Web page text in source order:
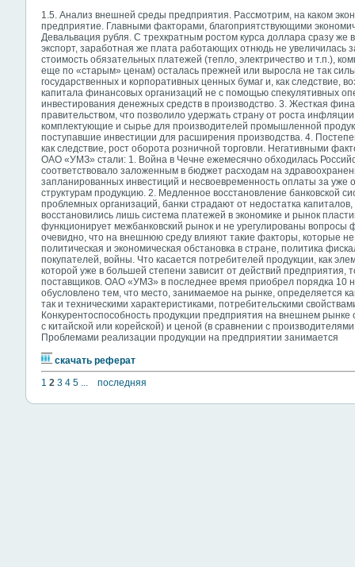
1.5. Анализ внешней среды предприятия. Рассмотрим, на каком
предприятие. Главными факторами, благоприятствующими
Девальвация рубля. С трехкратным ростом курса доллара сразу
экспорт, заработная же плата работающих отнюдь не увеличилась
стоимость обязательных платежей (тепло, электричество и т.п.),
еще по «старым» ценам) осталась прежней или выросла не так
государственных и корпоративных ценных бумаг и, как следствие,
капитала финансовых организаций не с помощью спекулятивных
инвестирования денежных средств в производство. 3. Жесткая
правительством, что позволило удержать страну от роста
комплектующие и сырье для производителей промышленной
поступавшие инвестиции для расширения производства. 4.
как следствие, рост оборота розничной торговли. Негативными
ОАО «УМЗ» стали: 1. Война в Чечне ежемесячно обходилась
соответствовало заложенным в бюджет расходам на
запланированных инвестиций и несвоевременность оплаты за
структурам продукцию. 2. Медленное восстановление банковской
проблемных организаций, банки страдают от недостатка
восстановились лишь система платежей в экономике и рынок
функционирует межбанковский рынок и не урегулированы вопросы
очевидно, что на внешнюю среду влияют такие факторы, которые
политическая и экономическая обстановка в стране, политика
покупателей, войны. Что касается потребителей продукции, как
которой уже в большей степени зависит от действий предприятия,
поставщиков. ОАО «УМЗ» в последнее время приобрел порядка 10
обусловлено тем, что место, занимаемое на рынке, определяется
так и техническими характеристиками, потребительскими
Конкурентоспособность продукции предприятия на внешнем рынке
с китайской или корейской) и ценой (в сравнении с
Проблемами реализации продукции на предприятии занимается
скачать реферат
1 2 3 4 5 ... последняя